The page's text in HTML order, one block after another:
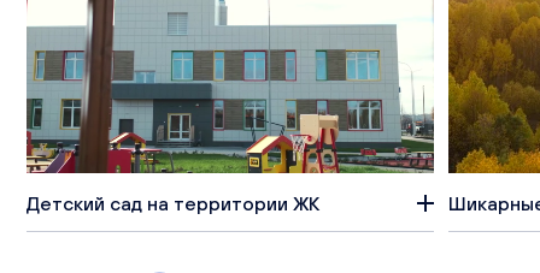
Детский сад на территории ЖК